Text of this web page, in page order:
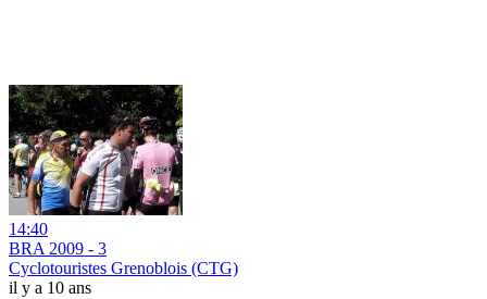
14:40
BRA 2009 - 3
Cyclotouristes Grenoblois (CTG)
il y a 10 ans